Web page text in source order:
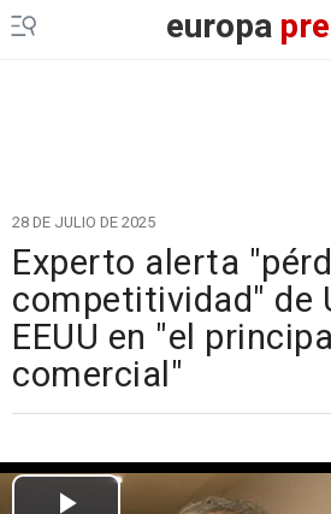
europa
28 DE JULIO DE 2025
Experto alerta
competitividad" de
EEUU en "el
comercial"